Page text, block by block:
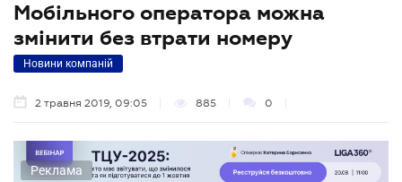
Мобільного оператора можна
змінити без втрати номеру
Новини компаній
2 травня 2019, 09:05 885 0
Реклама